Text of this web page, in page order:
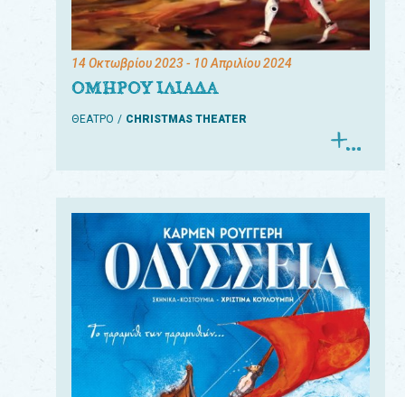
14 Οκτωβρίου 2023- 10 Απριλίου 2024
ΟΜΗΡΟΥ ΙΛΙΑΔΑ
ΘΕΑΤΡΟ CHRISTMAS THEATER